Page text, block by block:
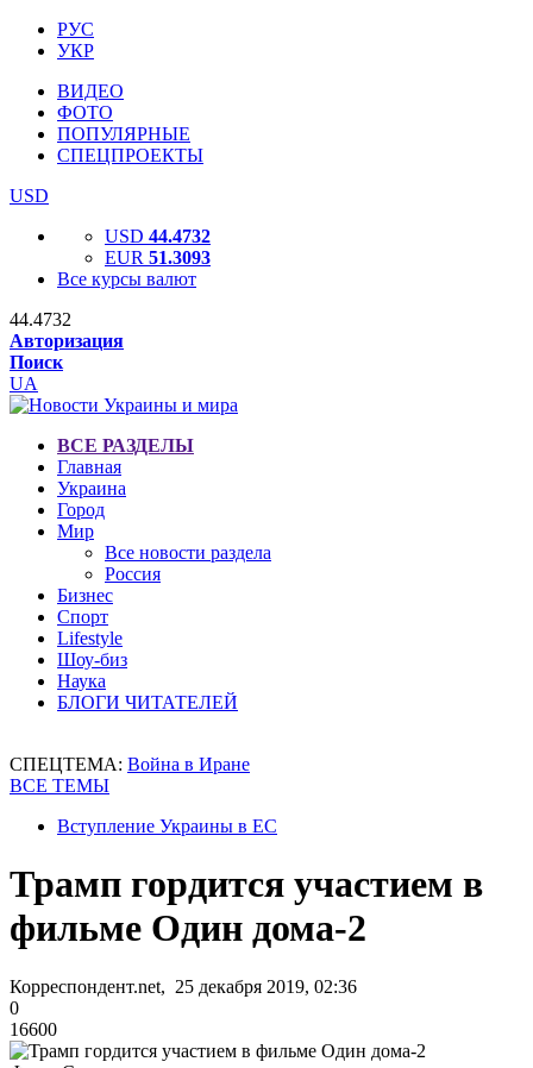
РУС
УКР
ВИДЕО
ФОТО
ПОПУЛЯРНЫЕ
СПЕЦПРОЕКТЫ
USD
USD 44.4732
EUR 51.3093
Все курсы валют
44.4732
Авторизация
Поиск
UA
ВСЕ РАЗДЕЛЫ
Главная
Украина
Город
Мир
Все новости раздела
Россия
Бизнес
Спорт
Lifestyle
Шоу-биз
Наука
БЛОГИ ЧИТАТЕЛЕЙ
СПЕЦТЕМА: Война в Иране
ВСЕ ТЕМЫ
Вступление Украины в ЕС
Трамп гордится участием в
фильме Один дома-2
Корреспондент.net, 25 декабря 2019, 02:36
0
16600